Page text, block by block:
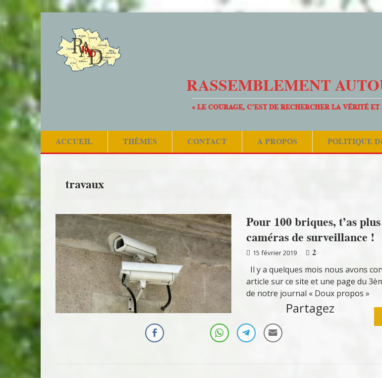
RASSEMBLEMENT
« LE COURAGE, C’EST DE RECHERCHER LA VÉRITÉ
ACCUEIL THÈMES CONTACT A PROPOS POLITIQUE
travaux
Pour 100 briques, t’as
caméras de surveillance !
15 février 2019
2
Il y a quelques mois nous avons
article sur ce site et une page du
de notre journal « Doux propos »
Partagez